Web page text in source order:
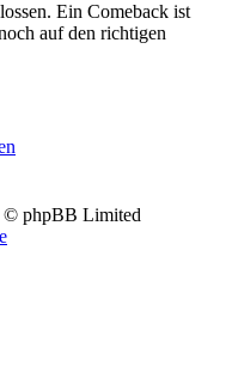
Ein Comeback ist
auf den richtigen
© phpBB Limited